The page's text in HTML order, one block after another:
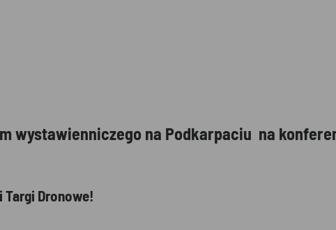
wystawienniczego na Podkarpaciu na
Targi Dronowe!